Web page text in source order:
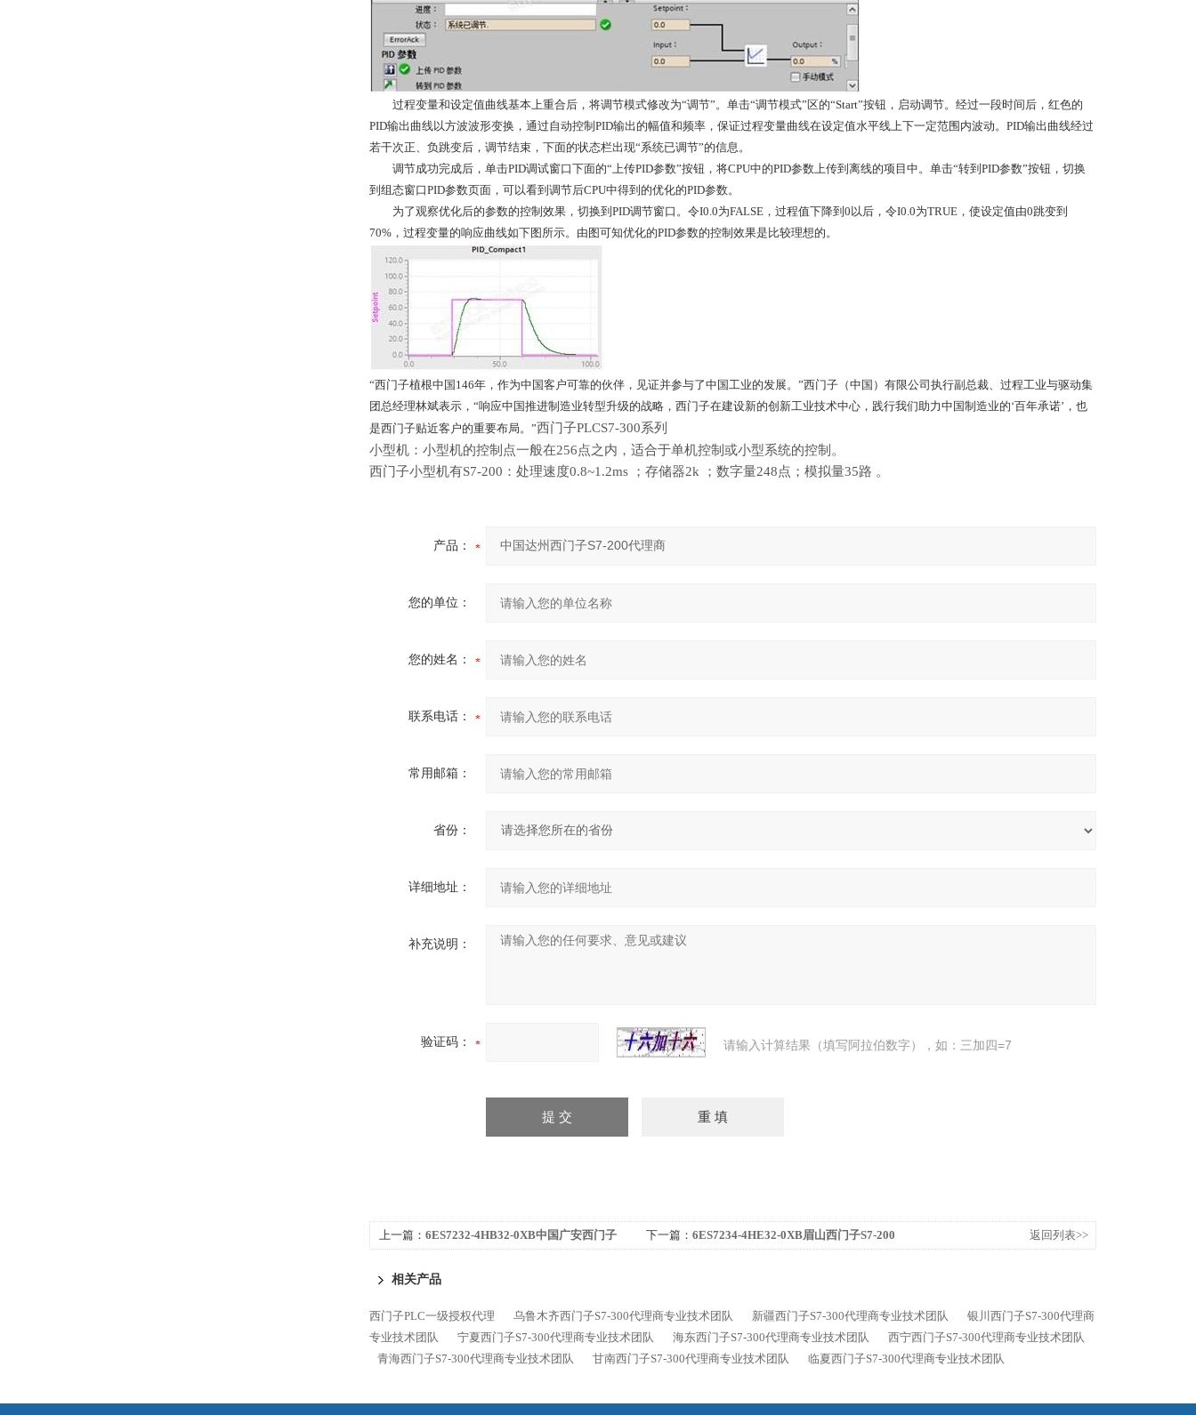
过程变量和设定值曲线基本上重合后，将调节模式修改为“调节”。单击“调节模式”区的“Start”按钮，启动调节。经过一段时间后，红色的
PID输出曲线以方波波形变换，通过自动控制PID输出的幅值和频率，保证过程变量曲线在设定值水平线上下一定范围内波动。PID输出曲线经过
若干次正、负跳变后，调节结束，下面的状态栏出现“系统已调节”的信息。
调节成功完成后，单击PID调试窗口下面的“上传PID参数”按钮，将CPU中的PID参数上传到离线的项目中。单击“转到PID参数”按钮，切换
到组态窗口PID参数页面，可以看到调节后CPU中得到的优化的PID参数。
为了观察优化后的参数的控制效果，切换到PID调节窗口。令I0.0为FALSE，过程值下降到0以后，令I0.0为TRUE，使设定值由0跳变到
70%，过程变量的响应曲线如下图所示。由图可知优化的PID参数的控制效果是比较理想的。
“西门子植根中国146年，作为中国客户可靠的伙伴，见证并参与了中国工业的发展。”西门子（中国）有限公司执行副总裁、过程工业与驱动集
团总经理林斌表示，“响应中国推进制造业转型升级的战略，西门子在建设新的创新工业技术中心，践行我们助力中国制造业的‘百年承诺’，也
是西门子贴近客户的重要布局。”西门子PLCS7-300系列
小型机：小型机的控制点一般在256点之内，适合于单机控制或小型系统的控制。
西门子小型机有S7-200：处理速度0.8~1.2ms ；存储器2k ；数字量248点；模拟量35路 。
产品：
您的单位：
您的姓名：
联系电话：
常用邮箱：
省份：
详细地址：
补充说明：
验证码： 请输入计算结果（填写阿拉伯数字），如：三加四=7
上一篇： 6ES7232-4HB32-0XB中国广安西门子
下一篇： 6ES7234-4HE32-0XB眉山西门子S7-200
返回列表>>
相关产品
西门子PLC一级授权代理 乌鲁木齐西门子S7-300代理商专业技术团队 新疆西门子S7-300代理商专业技术团队
银川西门子S7-300代理商
专业技术团队
宁夏西门子S7-300代理商专业技术团队 海东西门子S7-300代理商专业技术团队
西宁西门子S7-300代理商专业技术团队
青海西门子S7-300代理商专业技术团队
甘南西门子S7-300代理商专业技术团队 临夏西门子S7-300代理商专业技术团队